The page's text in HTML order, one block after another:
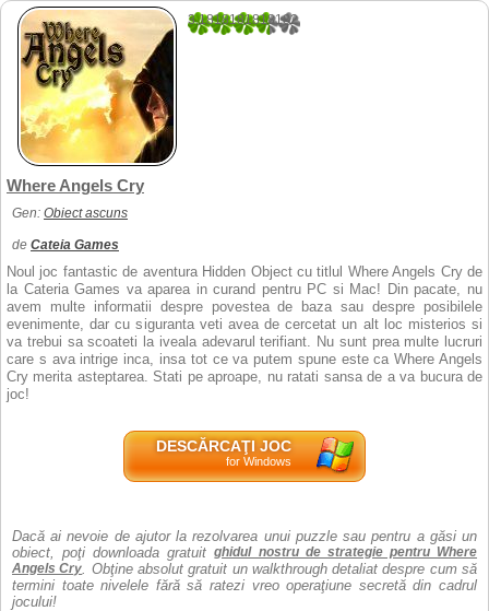
3.1818181818182
Where Angels Cry
Gen: Obiect ascuns
de Cateia Games
Noul joc fantastic de aventura Hidden Object cu titlul Where Angels Cry de
la Cateria Games va aparea in curand pentru PC si Mac! Din pacate, nu
avem multe informatii despre povestea de baza sau despre posibilele
evenimente, dar cu siguranta veti avea de cercetat un alt loc misterios si
va trebui sa scoateti la iveala adevarul terifiant. Nu sunt prea multe lucruri
care s ava intrige inca, insa tot ce va putem spune este ca Where Angels
Cry merita asteptarea. Stati pe aproape, nu ratati sansa de a va bucura de
joc!
DESCĂRCAŢI JOC
for Windows
Dacă ai nevoie de ajutor la rezolvarea unui puzzle sau pentru a găsi un
obiect, poţi downloada gratuitghidul nostru de strategie pentru Where
Angels Cry. Obţine absolut gratuit un walkthrough detaliat despre cum să
termini toate nivelele fără să ratezi vreo operaţiune secretă din cadrul
jocului!